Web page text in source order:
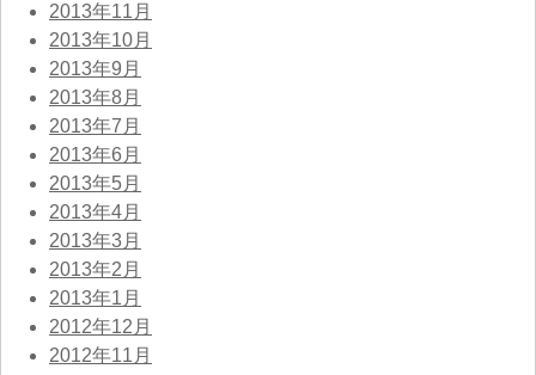
2013年11月
2013年10月
2013年9月
2013年8月
2013年7月
2013年6月
2013年5月
2013年4月
2013年3月
2013年2月
2013年1月
2012年12月
2012年11月